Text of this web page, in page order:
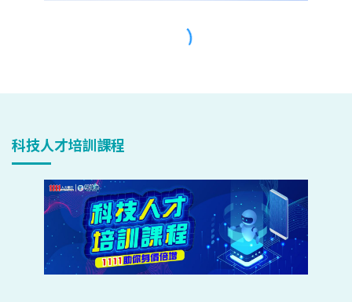
科技人才培訓課程